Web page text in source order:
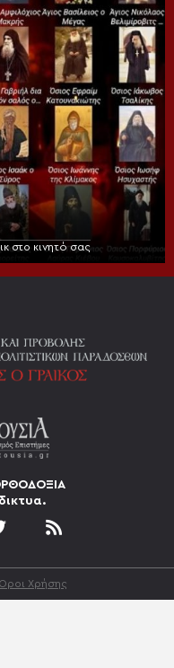
στο κινητό σας
Χρήσης